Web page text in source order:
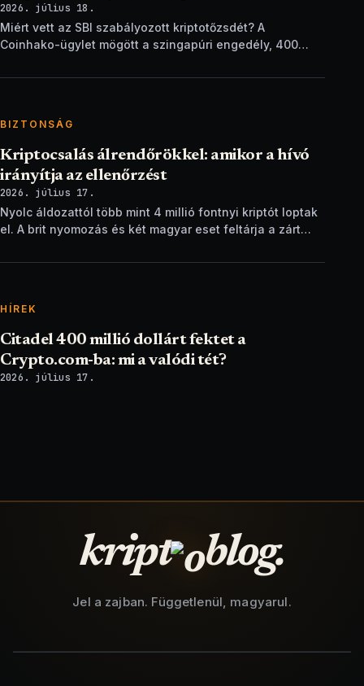
2026. július 18.
Miért vett az SBI szabályozott kriptotőzsdét? A
Coinhako-ügylet mögött a szingapúri engedély, 400
BIZTONSÁG
Kriptocsalás álrendőrökkel: amikor a hívó
irányítja az ellenőrzést
2026. július 17.
Nyolc áldozattól több mint 4 millió fontnyi kriptót loptak
el. A brit nyomozás és két magyar eset feltárja a zárt
HÍREK
Citadel 400 millió dollárt fektet a
Crypto.com-ba: mi a valódi tét?
2026. július 17.
kript blog.
Jel a zajban. Függetlenül, magyarul.